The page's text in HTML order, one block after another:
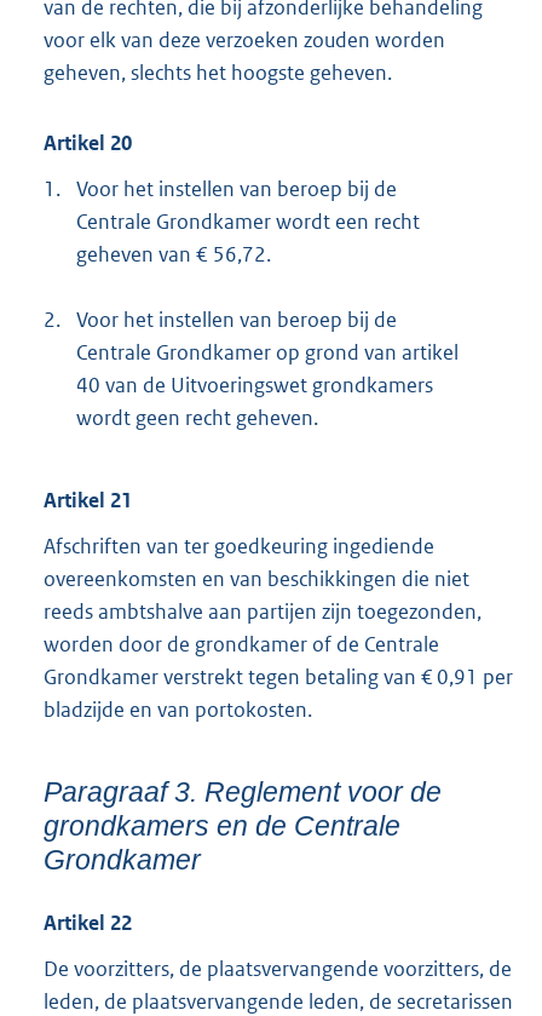
van de rechten, die bij afzonderlijke behandeling
voor elk van deze verzoeken zouden worden
geheven, slechts het hoogste geheven.
Artikel 20
1. Voor het instellen van beroep bij de
Centrale Grondkamer wordt een recht
geheven van € 56,72.
2. Voor het instellen van beroep bij de
Centrale Grondkamer op grond van artikel
40 van de Uitvoeringswet grondkamers
wordt geen recht geheven.
Artikel 21
Afschriften van ter goedkeuring ingediende
overeenkomsten en van beschikkingen die niet
reeds ambtshalve aan partijen zijn toegezonden,
worden door de grondkamer of de Centrale
Grondkamer verstrekt tegen betaling van € 0,91 per
bladzijde en van portokosten.
Paragraaf 3. Reglement voor de
grondkamers en de Centrale
Grondkamer
Artikel 22
De voorzitters, de plaatsvervangende voorzitters, de
leden, de plaatsvervangende leden, de secretarissen